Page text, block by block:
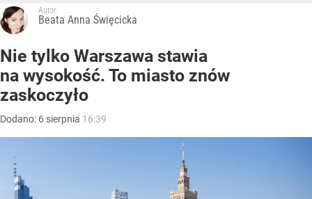
Autor:
Beata Anna Święcicka
Nie tylko Warszawa stawia
na wysokość. To miasto znów
zaskoczyło
Dodano: 6 sierpnia 16:39